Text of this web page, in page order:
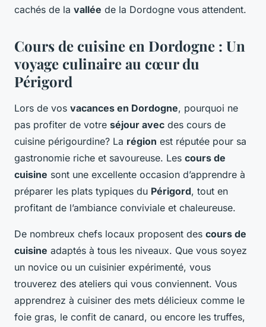
cachés de la vallée de la Dordogne vous attendent.
Cours de cuisine en Dordogne : Un
voyage culinaire au cœur du
Périgord
Lors de vos vacances en Dordogne, pourquoi ne
pas profiter de votre séjour avec des cours de
cuisine périgourdine? La région est réputée pour sa
gastronomie riche et savoureuse. Les cours de
cuisine sont une excellente occasion d’apprendre à
préparer les plats typiques du Périgord, tout en
profitant de l’ambiance conviviale et chaleureuse.
De nombreux chefs locaux proposent des cours de
cuisine adaptés à tous les niveaux. Que vous soyez
un novice ou un cuisinier expérimenté, vous
trouverez des ateliers qui vous conviennent. Vous
apprendrez à cuisiner des mets délicieux comme le
foie gras, le confit de canard, ou encore les truffes,